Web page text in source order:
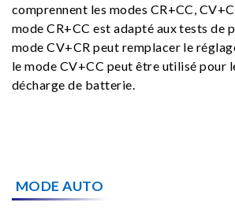
comprennent les modes CR+CC,
mode CR+CC est adapté aux tests de
mode CV+CR peut remplacer le
le mode CV+CC peut être utilisé pour
décharge de batterie.
MODE AUTO